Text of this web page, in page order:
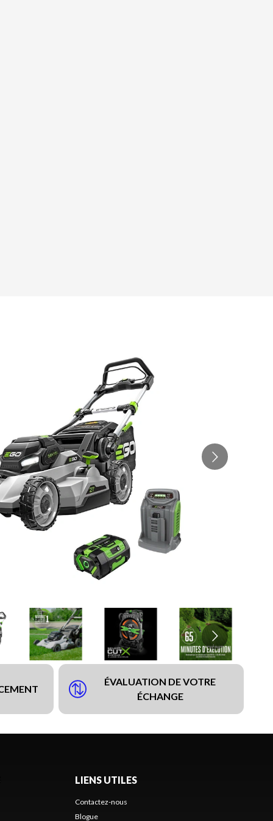
ÉVALUATION DE VOTRE
ÉCHANGE
LIENS UTILES
Contactez-nous
Blogue